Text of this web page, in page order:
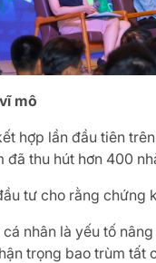
mô
hợp lần đầu tiên
đã thu hút hơn 400
tư cho rằng
nhân là yếu tố
trọng bao trùm